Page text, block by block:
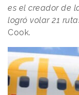
es el creador de
logró volar 21
Cook.